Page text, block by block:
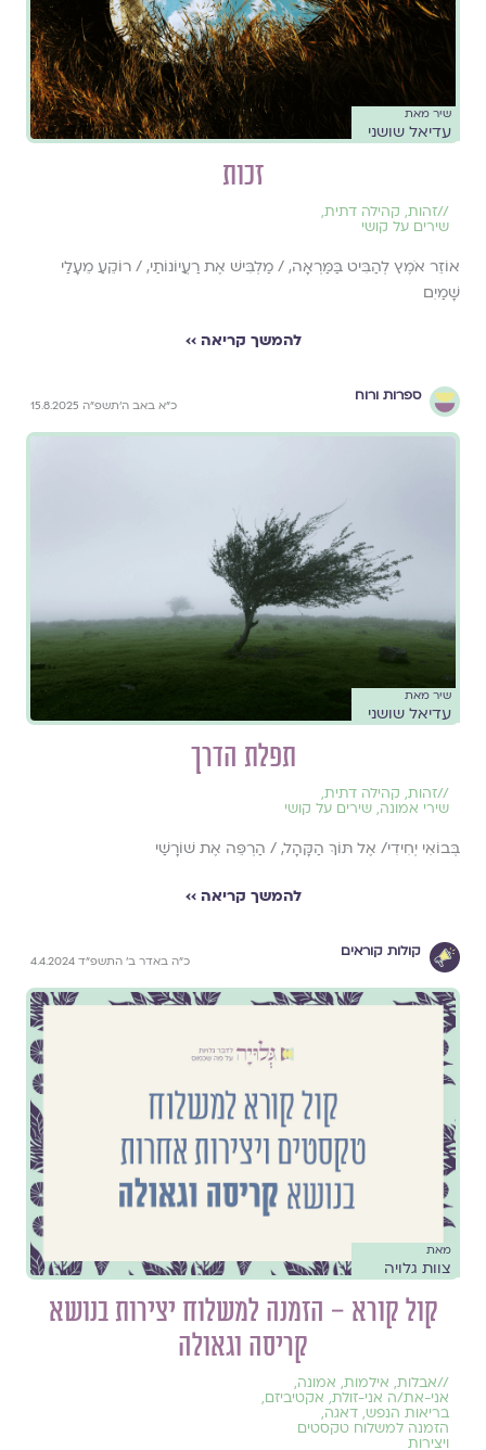
שיר מאת
עדיאל שושני
זכות
//זהות, קהילה דתית,
שירים על קושי
אוֹזֵר אֹמֶץ לְהַבִּיט בַּמַּרְאָה, / מַלְבִּישׁ אֶת רַעֲיוֹנוֹתַי, / רוֹקֵעַ מֵעָלַי
שָׁמַיִם
להמשך קריאה ››
ספרות ורוח
כ״א באב ה׳תשפ״ה 15.8.2025
שיר מאת
עדיאל שושני
תפלת הדרך
//זהות, קהילה דתית,
שירי אמונה, שירים על קושי
בְּבוֹאִי יְחִידִי/ אֶל תּוֹךְ הַקָּהָל, / הַרְפֵּה אֶת שׁוֹרָשַׁי
להמשך קריאה ››
קולות קוראים
כ״ה באדר ב׳ התשפ״ד 4.4.2024
מאת
צוות גלויה
קול קורא – הזמנה למשלוח יצירות בנושא
קריסה וגאולה
//אבלות, אילמות, אמונה,
אני-את/ה אני-זולת, אקטיביזם,
בריאות הנפש, דאגה,
הזמנה למשלוח טקסטים
ויצירות